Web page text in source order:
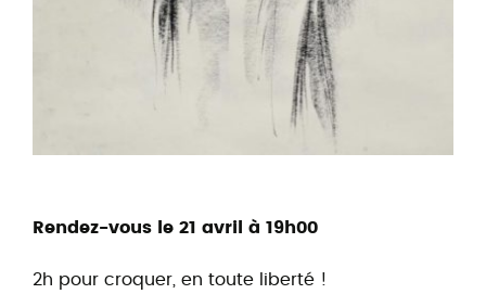
Rendez-vous le 21 avril à 19h00
2h pour croquer, en toute liberté !